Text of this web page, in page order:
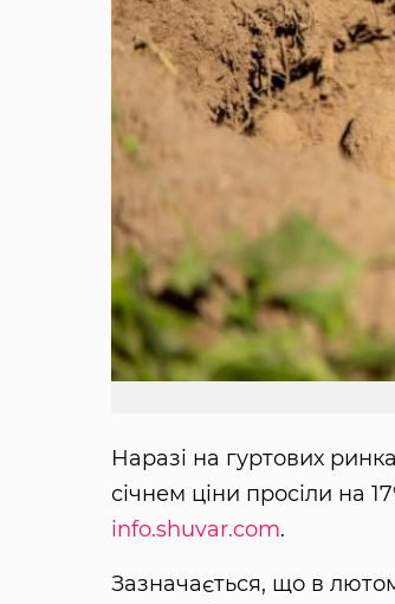
Наразі на гуртових
січнем ціни просіли на
info.shuvar.com.
Зазначається, що в